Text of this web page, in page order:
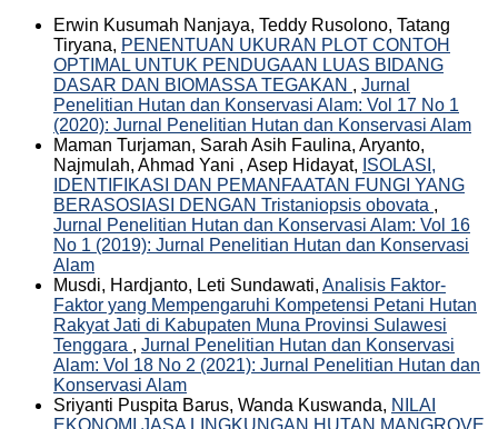
Erwin Kusumah Nanjaya, Teddy Rusolono, Tatang
Tiryana, PENENTUAN UKURAN PLOT CONTOH
OPTIMAL UNTUK PENDUGAAN LUAS BIDANG
DASAR DAN BIOMASSA TEGAKAN , Jurnal
Penelitian Hutan dan Konservasi Alam: Vol 17 No 1
(2020): Jurnal Penelitian Hutan dan Konservasi Alam
Maman Turjaman, Sarah Asih Faulina, Aryanto,
Najmulah, Ahmad Yani , Asep Hidayat, ISOLASI,
IDENTIFIKASI DAN PEMANFAATAN FUNGI YANG
BERASOSIASI DENGAN Tristaniopsis obovata ,
Jurnal Penelitian Hutan dan Konservasi Alam: Vol 16
No 1 (2019): Jurnal Penelitian Hutan dan Konservasi
Alam
Musdi, Hardjanto, Leti Sundawati, Analisis Faktor-
Faktor yang Mempengaruhi Kompetensi Petani Hutan
Rakyat Jati di Kabupaten Muna Provinsi Sulawesi
Tenggara , Jurnal Penelitian Hutan dan Konservasi
Alam: Vol 18 No 2 (2021): Jurnal Penelitian Hutan dan
Konservasi Alam
Sriyanti Puspita Barus, Wanda Kuswanda, NILAI